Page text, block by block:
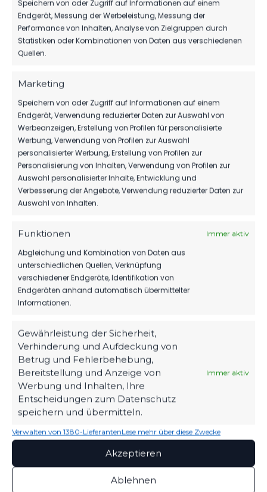
Speichern von oder Zugriff auf Informationen auf einem
Endgerät, Messung der Werbeleistung, Messung der
Performance von Inhalten, Analyse von Zielgruppen durch
Statistiken oder Kombinationen von Daten aus verschiedenen
Quellen.
Marketing
Speichern von oder Zugriff auf Informationen auf einem
Endgerät, Verwendung reduzierter Daten zur Auswahl von
Werbeanzeigen, Erstellung von Profilen für personalisierte
Werbung, Verwendung von Profilen zur Auswahl
personalisierter Werbung, Erstellung von Profilen zur
Personalisierung von Inhalten, Verwendung von Profilen zur
Auswahl personalisierter Inhalte, Entwicklung und
Verbesserung der Angebote, Verwendung reduzierter Daten zur
Auswahl von Inhalten.
Funktionen Immer aktiv
Abgleichung und Kombination von Daten aus
unterschiedlichen Quellen, Verknüpfung
verschiedener Endgeräte, Identifikation von
Endgeräten anhand automatisch übermittelter
Informationen.
Gewährleistung der Sicherheit,
Verhinderung und Aufdeckung von
Betrug und Fehlerbehebung,
Bereitstellung und Anzeige von
Werbung und Inhalten, Ihre
Entscheidungen zum Datenschutz
speichern und übermitteln.
Immer aktiv
Verwalten von 1380-LieferantenLese mehr über diese Zwecke
Akzeptieren
Ablehnen
0 TORE 0
0
DATUM BEGEGNUNG ERGEBNIS
Für diese Auswahl wurden keine Spiele gefunden.
ÄHNLICHE BEITRÄGE
FSV 63 Luckenwalde D2-
Jugend vs BSC Preußen
07 Blankenfelde-Mahlow
23. November 2025
BSC Preußen 07
Blankenfelde-Mahlow vs
FSV 63 Luckenwalde D3-
Ähnlicher Beitrag
BSC Preußen 07
Blankenfelde-Mahlow vs
FSV 63 Luckenwalde A-
Jugend
27. Oktober 2024
Ähnlicher Beitrag